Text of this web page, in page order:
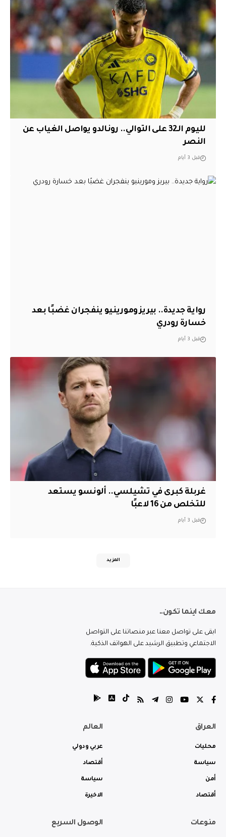
لليوم الـ32 على التوالي.. رونالدو يواصل الغياب عن
النصر
قبل 3 أيام
رواية جديدة.. بيريز ومورينيو ينفجران غضبًا بعد
خسارة رودري
قبل 3 أيام
غربلة كبرى في تشيلسي.. ألونسو يستعد
للتخلص من 16 لاعبًا
قبل 3 أيام
المزيد
معك اينما تكون..
ابقى على تواصل معنا عبر منصاتنا على التواصل
الاجتماعي وتطبيق الرشيد على الهواتف الذكية.
العراق
محليات
سياسة
أمن
أقتصاد
العالم
عربي ودولي
أقتصاد
سياسة
الاخيرة
منوعات الوصول السريع